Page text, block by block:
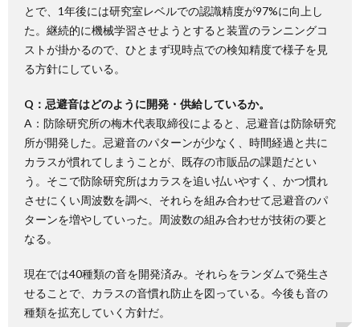
とで、1年後には研究室レベルでの認識精度が97%に向上し
た。継続的に機械学習させようとすると装置のランニングコ
ストが掛かるので、ひとまず現時点での検知精度で様子を見
る方針にしている。
Q：忌避音はどのように開発・供給しているか。
A：防除研究所の梅木代表取締役によると、忌避音は防除研究
所が開発した。忌避音のパターンが少なく、時間経過と共に
カラスが慣れてしまうことが、既存の市販品の課題だとい
う。そこで防除研究所はカラスを追い払いやすく、かつ慣れ
させにくい周波数を調べ、それらを組み合わせて忌避音のパ
ターンを増やしていった。周波数の組み合わせが技術の要と
なる。
現在では40種類の音を開発済み。それらをランダムで発生さ
せることで、カラスの音慣れ防止を図っている。今後も音の
種類を拡充していく方針だ。